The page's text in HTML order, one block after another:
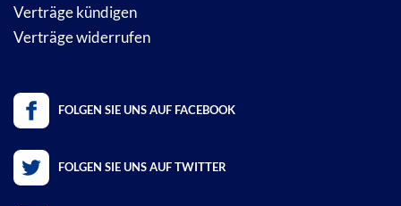
Verträge kündigen
Verträge widerrufen
FOLGEN SIE UNS AUF FACEBOOK
FOLGEN SIE UNS AUF TWITTER